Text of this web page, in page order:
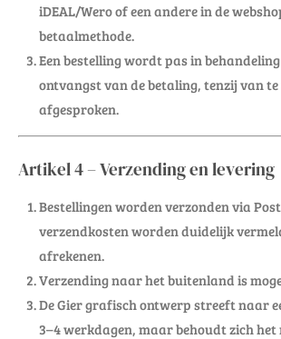
iDEAL/Wero of een andere in de
betaalmethode.
Een bestelling wordt pas in
ontvangst van de betaling, tenzij van
afgesproken.
Artikel 4 – Verzending en levering
Bestellingen worden verzonden via
verzendkosten worden duidelijk
afrekenen.
Verzending naar het buitenland is
De Gier grafisch ontwerp streeft naar
3–4 werkdagen, maar behoudt zich